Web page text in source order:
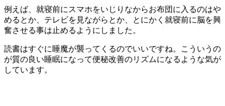
例えば、就寝前にスマホをいじりなからお布団に入るのはや
めるとか、テレビを見ながらとか、とにかく就寝前に脳を興
奮させる事は止めるようにしました。
読書はすぐに睡魔が襲ってくるのでいいですね。こういうの
が質の良い睡眠になって便秘改善のリズムになるような気が
しています。